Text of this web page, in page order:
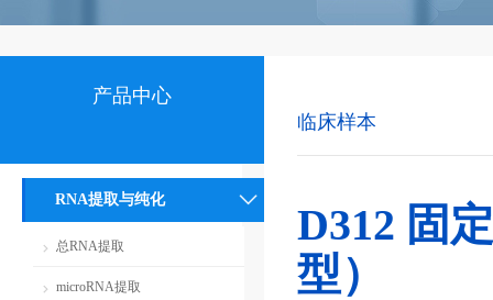
产品中心
RNA提取与纯化
总RNA提取
microRNA提取
临床样本
D312 固
型）